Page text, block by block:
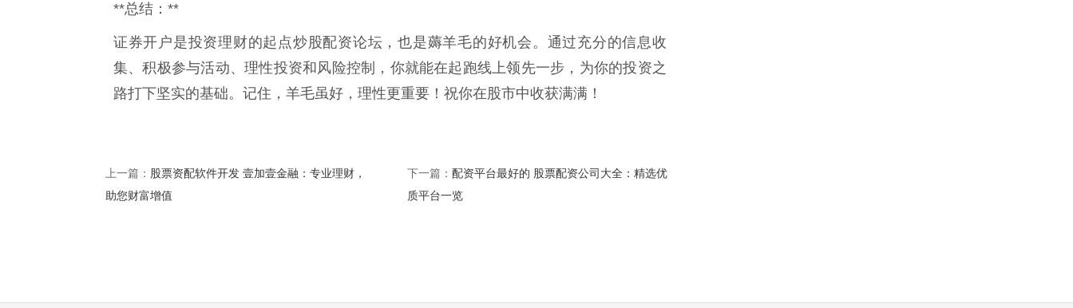
**总结：**
证券开户是投资理财的起点炒股配资论坛，也是薅羊毛的好机会。通过充分的信息收
集、积极参与活动、理性投资和风险控制，你就能在起跑线上领先一步，为你的投资之
路打下坚实的基础。记住，羊毛虽好，理性更重要！祝你在股市中收获满满！
上一篇： 股票资配软件开发 壹加壹金融：专业理财，
助您财富增值
下一篇： 配资平台最好的 股票配资公司大全：精选优
质平台一览